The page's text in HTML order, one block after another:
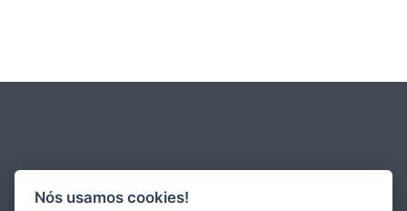
Nós usamos cookies!